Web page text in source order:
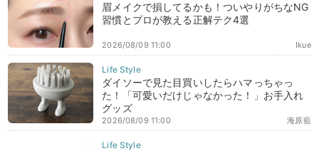
眉メイクで損してるかも！ついやりがちなNG
習慣とプロが教える正解テク4選
Ikue
2026/08/09 11:00
ダイソーで見た目買いしたらハマっちゃっ
た！「可愛いだけじゃなかった！」お手入れ
グッズ
海原藍
2026/08/09 11:00